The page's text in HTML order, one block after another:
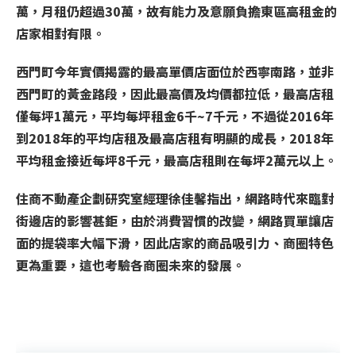
萬，月租仍超過30萬，故有能力及意願負擔東區高租金的
店家相對有限。
西門町今年實價揭露的最高單價店面位於西寧南路，並非
西門町的黃金路段，因此最高價及均價都拉低，最高店租
僅每坪1萬元，平均每坪租金6千~7千元，不過從2016年
到2018年的平均店租及最高店租有明顯的成長，2018年
平均租金接近每坪8千元，最高店租則在每坪2萬元以上。
住商不動產企劃研究室經理徐佳馨指出，網路時代來臨對
街邊店的影響甚鉅，由於消費習慣的改變，網路買單讓店
面的提袋率大幅下滑，因此店家的商品吸引力、商圈特色
更為重要，這也考驗各商圈未來的發展。